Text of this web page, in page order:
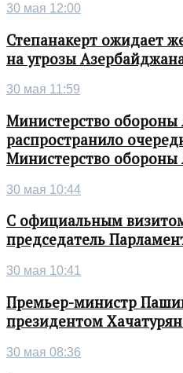
30 мая 12:00
Степанакерт ожидает
на угрозы
30 мая 11:59
Министерство обороны
распространило
Министерство
30 мая 10:44
С официальным
председатель
30 мая 10:41
Премьер-министр
президентом
30 мая 08:36